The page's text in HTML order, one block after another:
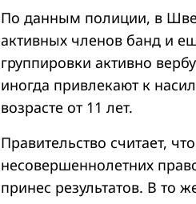
По данным полиции, в
активных членов банд и
группировки активно
иногда привлекают к
возрасте от 11 лет.
Правительство считает,
несовершеннолетних
принес результатов. В то